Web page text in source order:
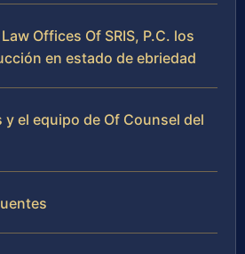
Offices Of SRIS, P.C. los
en estado de ebriedad
y el equipo de Of Counsel del